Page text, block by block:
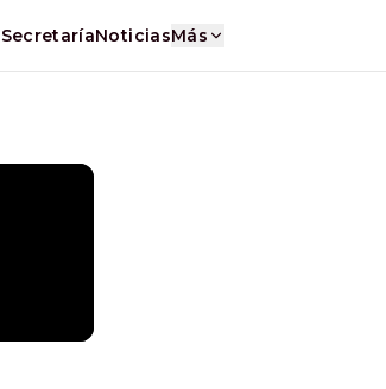
SecretaríaNoticiasMás